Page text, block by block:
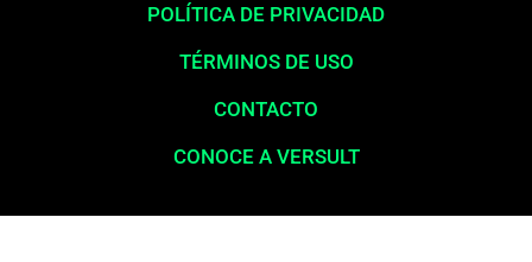
POLÍTICA DE PRIVACIDAD
TÉRMINOS DE USO
CONTACTO
CONOCE A VERSULT